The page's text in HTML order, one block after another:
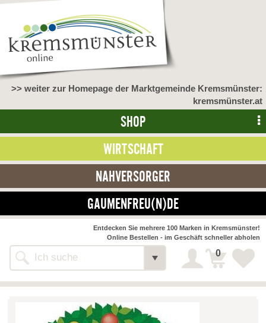
>> weiter zur Homepage der Marktgemeinde Kremsmünster:
kremsmünster.at
SHOP
WIRTSCHAFT
NAHVERSORGER
GAUMENFREU(N)DE
Alle Webseiten
Entdecken Sie mehrere 100 Marken in Kremsmünster!
Online Bestellen - im Geschäft schneller abholen
0
NAHVERSORGER
>> Bauernmarkt << Detail
Bäckerei-Konditorei-Café
Biohof Öllinger Detail